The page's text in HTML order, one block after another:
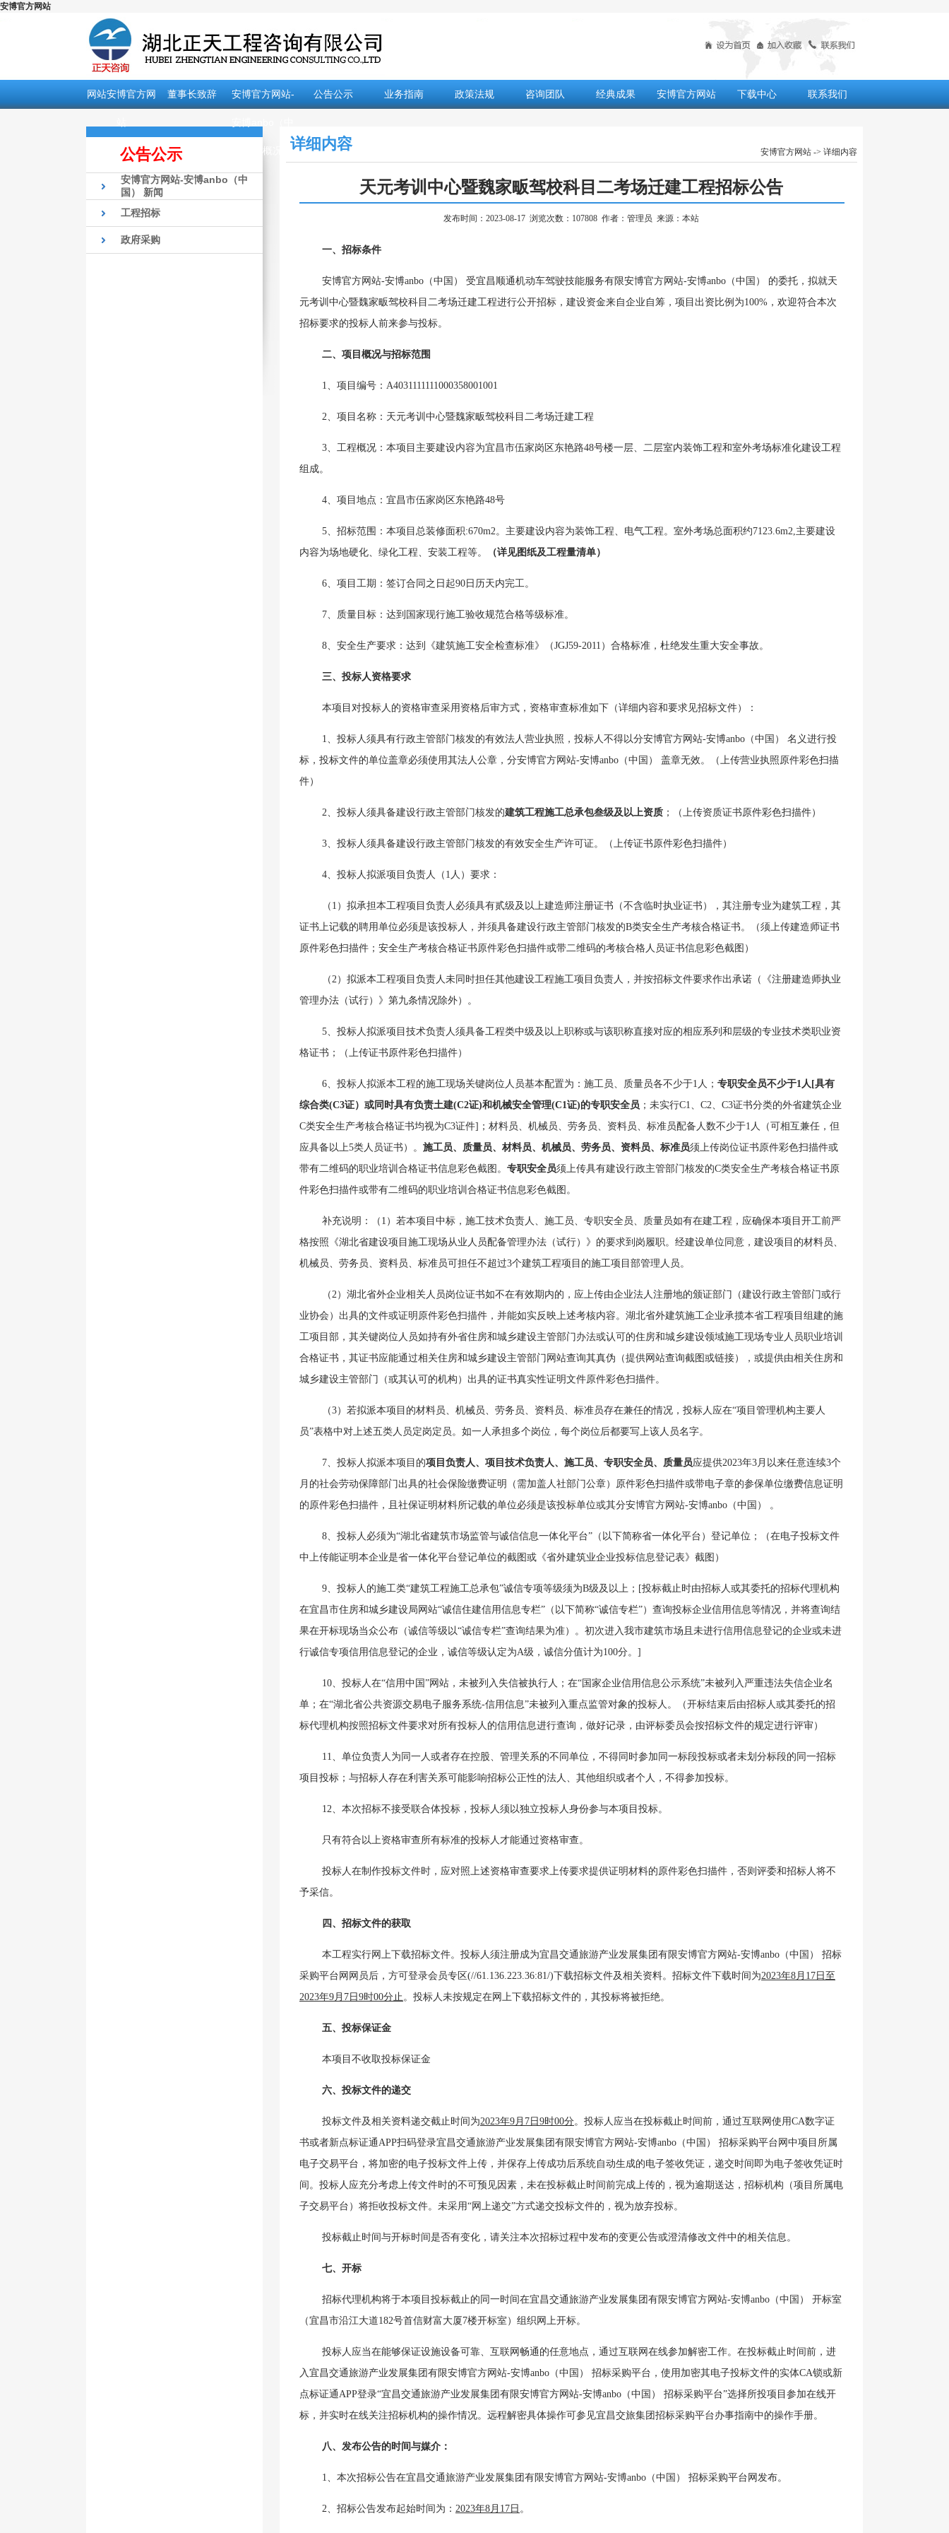
安博官方网站
网站安博官方网 董事长致辞 安博官方网站-
国）概况
公告公示 业务指南 政策法规 咨询团队 经典成果 安博官方网站 下载中心 联系我们
公告公示
安博官方网站-安博anbo（中
国） 新闻
工程招标
政府采购
详细内容 安博官方网站-> 详细内容
天元考训中心暨魏家畈驾校科目二考场迁建工程招标公告
发布时间：2023-08-17 浏览次数：107808 作者：管理员 来源：本站
一、招标条件
安博官方网站-安博anbo（中国） 受宜昌顺通机动车驾驶技能服务有限安博官方网站-安博anbo（中国） 的委托，拟就天
元考训中心暨魏家畈驾校科目二考场迁建工程进行公开招标， 建设资金来自企业自筹，项目出资比例为100%， 欢迎符合本次
招标要求的投标人前来参与投标。
二、项目概况与招标范围
1、项目编号：A4031111111000358001001
2、项目名称： 天元考训中心暨魏家畈驾校科目二考场迁建工程
3、工程概况：本项目主要建设内容为宜昌市伍家岗区东艳路48号楼一层、二层室内装饰工程和室外考场标准化建设工程
组成。
4、项目地点：宜昌市伍家岗区东艳路48号
5、招标范围：本项目总装修面积:670m2。主要建设内容为装饰工程、电气工程。室外考场总面积约7123.6m2,主要建设
内容为场地硬化、绿化工程、安装工程等。
（详见图纸及工程量清单）
6、项目工期：签订合同之日起90日历天内完工。
7、质量目标：达到国家现行施工验收规范合格等级标准。
8、安全生产要求：达到《建筑施工安全检查标准》（JGJ59-2011）合格标准，杜绝发生重大安全事故。
三、投标人资格要求
本项目对投标人的资格审查采用资格后审方式，资格审查标准如下（详细内容和要求见招标文件）：
1、投标人须具有行政主管部门核发的有效法人营业执照，投标人不得以分安博官方网站-安博anbo（中国） 名义进行投
标，投标文件的单位盖章必须使用其法人公章，分安博官方网站-安博anbo（中国） 盖章无效。（上传营业执照原件彩色扫描
件）
2、投标人须具备建设行政主管部门核发的建筑工程施工总承包叁级及以上资质 ；（上传资质证书原件彩色扫描件）
3、投标人须具备建设行政主管部门核发的有效安全生产许可证。（上传证书原件彩色扫描件）
4、投标人拟派项目负责人（1人）要求：
（ 1）拟承担本工程项目负责人必须具有贰级及以上建造师注册证书（不含临时执业证书），其注册专业为建筑工程，其
证书上记载的聘用单位必须是该投标人，并须具备建设行政主管部门核发的B类安全生产考核合格证书。（须上传建造师证书
原件彩色扫描件；安全生产考核合格证书原件彩色扫描件或带二维码的考核合格人员证书信息彩色截图）
（2）拟派本工程项目负责人未同时担任其他建设工程施工项目负责人，并按招标文件要求作出承诺（《注册建造师执业
管理办法（试行）》第九条情况除外）。
5、投标人拟派项目技术负责人须具备工程类中级及以上职称或与该职称直接对应的相应系列和层级的专业技术类职业资
格证书；（上传证书原件彩色扫描件）
6、投标人拟派本工程的施工现场关键岗位人员基本配置为：施工员、质量员各不少于1人； 专职安全员不少于1人[具有
综合类(C3证）或同时具有负责土建(C2证)和机械安全管理(C1证)的专职安全员 ；未实行C1、C2、C3证书分类的外省建筑企业
C类安全生产考核合格证书均视为C3证件]；材料员、机械员、劳务员、资料员、标准员配备人数不少于1人（可相互兼任，但
应具备以上5类人员证书）。 施工员、质量员、材料员、机械员、劳务员、资料员、标准员须上传岗位证书原件彩色扫描件或
带有二维码的职业培训合格证书信息彩色截图。 专职安全员须上传具有建设行政主管部门核发的C类安全生产考核合格证书原
件彩色扫描件或带有二维码的职业培训合格证书信息彩色截图。
补充说明：（ 1）若本项目中标，施工技术负责人、施工员、专职安全员、质量员如有在建工程，应确保本项目开工前严
格按照《湖北省建设项目施工现场从业人员配备管理办法（试行）》的要求到岗履职。经建设单位同意，建设项目的材料员、
机械员、劳务员、资料员、标准员可担任不超过3个建筑工程项目的施工项目部管理人员。
（2）湖北省外企业相关人员岗位证书如不在有效期内的，应上传由企业法人注册地的颁证部门（建设行政主管部门或行
业协会）出具的文件或证明原件彩色扫描件，并能如实反映上述考核内容。湖北省外建筑施工企业承揽本省工程项目组建的施
工项目部，其关键岗位人员如持有外省住房和城乡建设主管部门办法或认可的住房和城乡建设领域施工现场专业人员职业培训
合格证书，其证书应能通过相关住房和城乡建设主管部门网站查询其真伪（提供网站查询截图或链接），或提供由相关住房和
城乡建设主管部门（或其认可的机构）出具的证书真实性证明文件原件彩色扫描件。
（3）若拟派本项目的材料员、机械员、劳务员、资料员、标准员存在兼任的情况，投标人应在“项目管理机构主要人
员”表格中对上述五类人员定岗定员。如一人承担多个岗位，每个岗位后都要写上该人员名字。
7、投标人拟派本项目的项目负责人、项目技术负责人、施工员、专职安全员、质量员应提供2023年3月以来任意连续3个
月的社会劳动保障部门出具的社会保险缴费证明（需加盖人社部门公章）原件彩色扫描件或带电子章的参保单位缴费信息证明
的原件彩色扫描件，且社保证明材料所记载的单位必须是该投标单位或其分安博官方网站-安博anbo（中国） 。
8、投标人必须为“湖北省建筑市场监管与诚信信息一体化平台”（以下简称省一体化平台）登记单位；（在电子投标文件
中上传能证明本企业是省一体化平台登记单位的截图或《省外建筑业企业投标信息登记表》截图）
9、投标人的施工类“建筑工程施工总承包”诚信专项等级须为B级及以上；[投标截止时由招标人或其委托的招标代理机构
在宜昌市住房和城乡建设局网站“诚信住建信用信息专栏”（以下简称“诚信专栏”）查询投标企业信用信息等情况，并将查询结
果在开标现场当众公布（诚信等级以“诚信专栏”查询结果为准）。初次进入我市建筑市场且未进行信用信息登记的企业或未进
行诚信专项信用信息登记的企业，诚信等级认定为A级，诚信分值计为100分。]
10、投标人在“信用中国”网站，未被列入失信被执行人；在“国家企业信用信息公示系统”未被列入严重违法失信企业名
单；在“湖北省公共资源交易电子服务系统-信用信息”未被列入重点监管对象的投标人。（开标结束后由招标人或其委托的招
标代理机构按照招标文件要求对所有投标人的信用信息进行查询，做好记录，由评标委员会按招标文件的规定进行评审）
11、单位负责人为同一人或者存在控股、管理关系的不同单位，不得同时参加同一标段投标或者未划分标段的同一招标
项目投标；与招标人存在利害关系可能影响招标公正性的法人、其他组织或者个人，不得参加投标。
12、本次招标不接受联合体投标，投标人须以独立投标人身份参与本项目投标。
只有符合以上资格审查所有标准的投标人才能通过资格审查。
投标人在制作投标文件时，应对照上述资格审查要求上传要求提供证明材料的原件彩色扫描件，否则评委和招标人将不
予采信。
四、招标文件的获取
本工程实行网上下载招标文件。投标人须注册成为宜昌交通旅游产业发展集团有限安博官方网站-安博anbo（中国） 招标
采购平台网网员后，方可登录会员专区(//61.136.223.36:81/)下载招标文件及相关资料。招标文件下载时间为2023年8月17日至
2023年9月7日9时00分止。投标人未按规定在网上下载招标文件的，其投标将被拒绝。
五、投标保证金
本项目不收取投标保证金
六、投标文件的递交
投标文件及相关资料递交截止时间为2023年9月7日9时00分。投标人应当在投标截止时间前，通过互联网使用CA数字证
书或者新点标证通APP扫码登录宜昌交通旅游产业发展集团有限安博官方网站-安博anbo（中国） 招标采购平台网中项目所属
电子交易平台，将加密的电子投标文件上传，并保存上传成功后系统自动生成的电子签收凭证，递交时间即为电子签收凭证时
间。投标人应充分考虑上传文件时的不可预见因素，未在投标截止时间前完成上传的，视为逾期送达，招标机构（项目所属电
子交易平台）将拒收投标文件。未采用“网上递交”方式递交投标文件的，视为放弃投标。
投标截止时间与开标时间是否有变化，请关注本次招标过程中发布的变更公告或澄清修改文件中的相关信息。
七、开标
招标代理机构将于本项目投标截止的同一时间在宜昌交通旅游产业发展集团有限安博官方网站-安博anbo（中国） 开标室
（宜昌市沿江大道182号首信财富大厦7楼开标室）组织网上开标。
投标人应当在能够保证设施设备可靠、互联网畅通的任意地点，通过互联网在线参加解密工作。在投标截止时间前，进
入宜昌交通旅游产业发展集团有限安博官方网站-安博anbo（中国） 招标采购平台，使用加密其电子投标文件的实体CA锁或新
点标证通APP登录“宜昌交通旅游产业发展集团有限安博官方网站-安博anbo（中国） 招标采购平台”选择所投项目参加在线开
标，并实时在线关注招标机构的操作情况。远程解密具体操作可参见宜昌交旅集团招标采购平台办事指南中的操作手册。
八、发布公告的时间与媒介：
1、本次招标公告在宜昌交通旅游产业发展集团有限安博官方网站-安博anbo（中国） 招标采购平台网发布。
2、招标公告发布起始时间为： 2023年8月17日 。